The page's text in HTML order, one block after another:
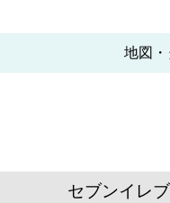
地図・
セブンイレ